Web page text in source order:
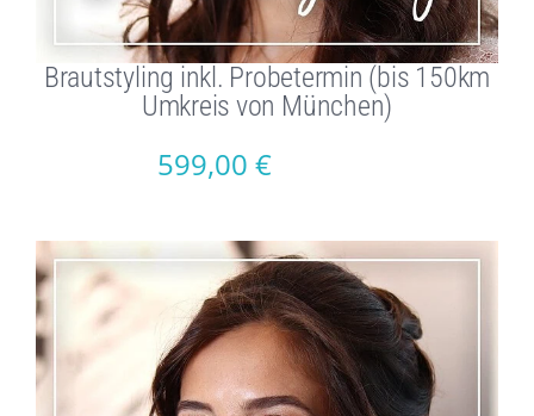
Brautstyling inkl. Probetermin (bis 150km
Umkreis von München)
599,00 €